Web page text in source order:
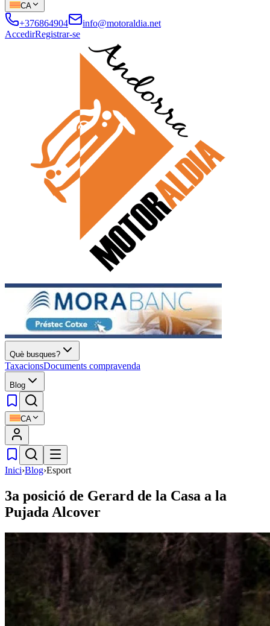
CA
+376864904
info@motoraldia.net
AccedirRegistrar-se
Què busques?
TaxacionsDocuments compravenda
Blog
CA
Inici›Blog›Esport
3a posició de Gerard de la Casa a la
Pujada Alcover